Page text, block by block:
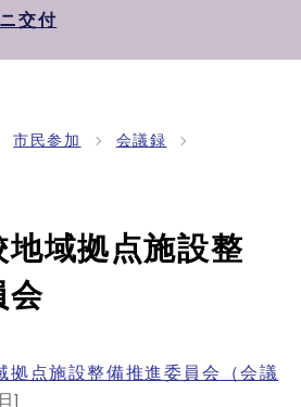
交付
市民参加 会議録
地域拠点施設整
会
拠点施設整備推進委員会（会議
]